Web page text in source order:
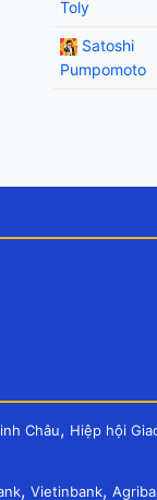
Toly
Satoshi
Pumpomoto
Châu, Hiệp hội
, Vietinbank,